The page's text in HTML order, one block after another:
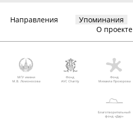
Направления Упоминания
О проекте
МГУ имени
М.В. Ломоносова
Фонд
AVC Charity
Фонд
Михаила Прохорова
Благотворительный
фонд «Дар»